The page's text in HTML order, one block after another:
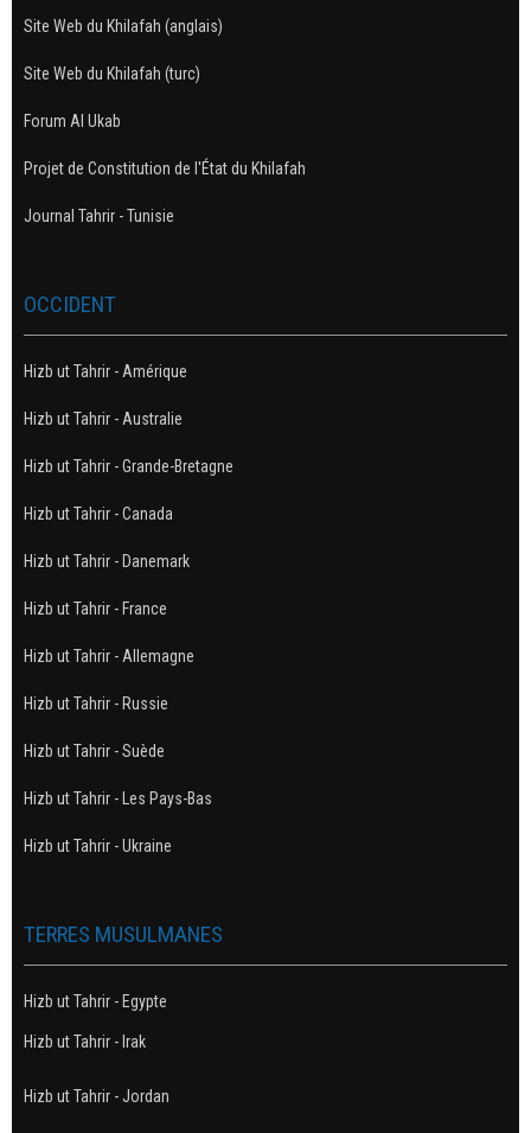
Site Web du Khilafah (anglais)
Site Web du Khilafah (turc)
Forum Al Ukab
Projet de Constitution de l'État du Khilafah
Journal Tahrir - Tunisie
OCCIDENT
Hizb ut Tahrir - Amérique
Hizb ut Tahrir - Australie
Hizb ut Tahrir - Grande-Bretagne
Hizb ut Tahrir - Canada
Hizb ut Tahrir - Danemark
Hizb ut Tahrir - France
Hizb ut Tahrir - Allemagne
Hizb ut Tahrir - Russie
Hizb ut Tahrir - Suède
Hizb ut Tahrir - Les Pays-Bas
Hizb ut Tahrir - Ukraine
TERRES MUSULMANES
Hizb ut Tahrir - Egypte
Hizb ut Tahrir - Irak
Hizb ut Tahrir - Jordan